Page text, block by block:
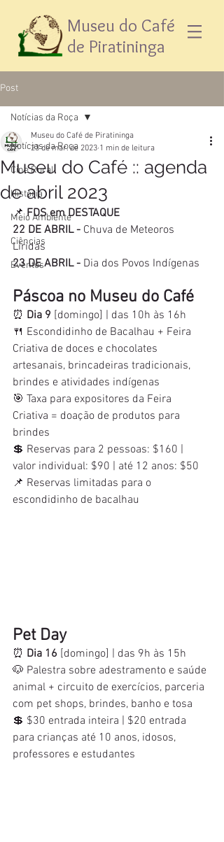
Museu do Café
de Piratininga
Post
Notícias da Roça
Cine Rural
História
Meio Ambiente
Ciências
Eventos
Notícias da Roça
Museu do Café :: agenda
de abril 2023
Museu do Café de Piratininga
23 de mar. de 2023 1 min de leitura
📌 FDS em DESTAQUE
22 DE ABRIL - Chuva de Meteoros
Líridas
23 DE ABRIL - Dia dos Povos Indígenas
Páscoa no Museu do Café
⏰ Dia 9 [domingo] | das 10h às 16h
🍴 Escondidinho de Bacalhau + Feira
Criativa de doces e chocolates
artesanais, brincadeiras tradicionais,
brindes e atividades indígenas
🎯 Taxa para expositores da Feira
Criativa = doação de produtos para
brindes
💲 Reservas para 2 pessoas: $160 |
valor individual: $90 | até 12 anos: $50
📌 Reservas limitadas para o
escondidinho de bacalhau
Pet Day
⏰ Dia 16 [domingo] | das 9h às 15h
🐶 Palestra sobre adestramento e saúde
animal + circuito de exercícios, parceria
com pet shops, brindes, banho e tosa
💲 $30 entrada inteira | $20 entrada
para crianças até 10 anos, idosos,
professores e estudantes